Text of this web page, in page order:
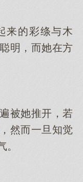
来的彩绦与木
明，而她在方
被她推开，若
然而一旦知觉